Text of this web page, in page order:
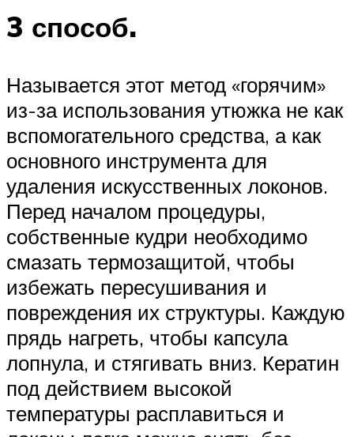
3 способ.
Называется этот метод «горячим»
из-за использования утюжка не как
вспомогательного средства, а как
основного инструмента для
удаления искусственных локонов.
Перед началом процедуры,
собственные кудри необходимо
смазать термозащитой, чтобы
избежать пересушивания и
повреждения их структуры. Каждую
прядь нагреть, чтобы капсула
лопнула, и стягивать вниз. Кератин
под действием высокой
температуры расплавиться и